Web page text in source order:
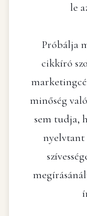
le
Próbálja
cikkíró
minőség
sem tudja,
nyelvtant